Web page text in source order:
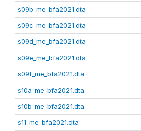
s09b_me_bfa2021.dta
s09c_me_bfa2021.dta
s09d_me_bfa2021.dta
s09e_me_bfa2021.dta
s09f_me_bfa2021.dta
s10a_me_bfa2021.dta
s10b_me_bfa2021.dta
s11_me_bfa2021.dta